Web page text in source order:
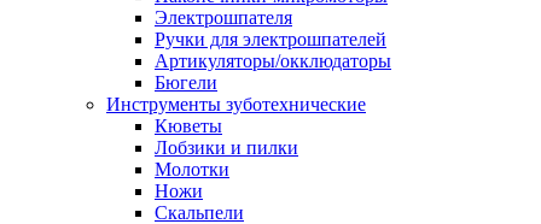
Электрошпателя
Ручки для электрошпателей
Артикуляторы/окклюдаторы
Бюгели
Инструменты зуботехнические
Кюветы
Лобзики и пилки
Молотки
Ножи
Скальпели